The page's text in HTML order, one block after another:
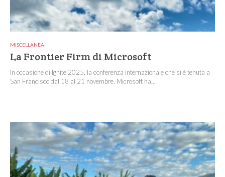
MISCELLANEA
La Frontier Firm di Microsoft
In occasione di Ignite 2025, la conferenza internazionale che si è tenuta a
San Francisco dal 18 al 21 novembre, Microsoft ha...